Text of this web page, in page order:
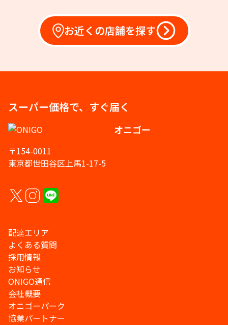
お近くの店舗を探す
スーパー価格で、すぐ届く
オニゴー
〒154-0011
東京都世田谷区上馬1-17-5
配達エリア
よくある質問
採用情報
お知らせ
ONIGO通信
会社概要
オニゴーパーク
協業パートナー